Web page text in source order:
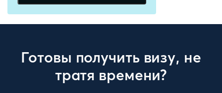
Готовы получить визу, не
тратя времени?